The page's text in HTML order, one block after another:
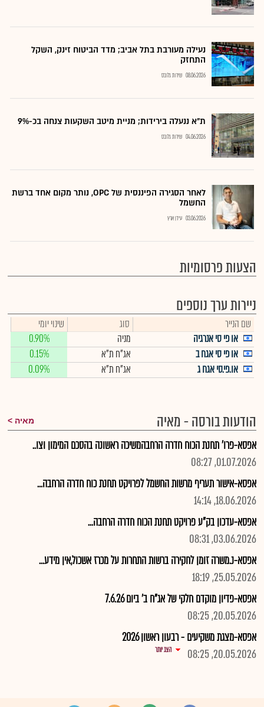
נעילה מעורבת בתל אביב; מדד הביטוח זינק, השקל
התחזק
08.06.2026 שירות גלובס
ת"א ננעלה בירידות; מניית מיטב השקעות צנחה בכ-9%
04.06.2026 שירות גלובס
לאחר הסגירה הפיננסית של OPC, נותר מקום אחד ברשת
החשמל
03.06.2026 עידן ארץ
הצעות פרסומיות
ניירות ערך נוספים
שם הנייר סוג
שינוי יומי
או פי סי אנרגיה
מניה
0.90%
או פי סי אגח ב
אג"ח ת"א
0.15%
או.פי.סי אגח ג
אג"ח ת"א 0.09%
הודעות בורסה - מאיה מאיה
אפסא-פרו' תחנת הכוח חדרה הרחבהמשיכה ראשונה בהסכם המימון וצו..
01.07.2026, 08:27
אפסא-אישור תעריף מרשות החשמל לפרויקט תחנת כוח חדרה הרחבה...
18.06.2026, 14:14
אפסא-עדכון בק"ע פרויקט תחנת הכוח חדרה הרחבה...
03.06.2026, 08:31
אפסא-נ.משרה זומן לחקירה ברשות התחרות על מכרז אשכול,אין מידע...
25.05.2026, 18:19
אפסא-פדיון מוקדם חלקי של אג"ח ב' ביום 7.6.26
20.05.2026, 08:25
אפסא-מצגת משקיעים - רבעון ראשון 2026
20.05.2026, 08:25
הצג יותר